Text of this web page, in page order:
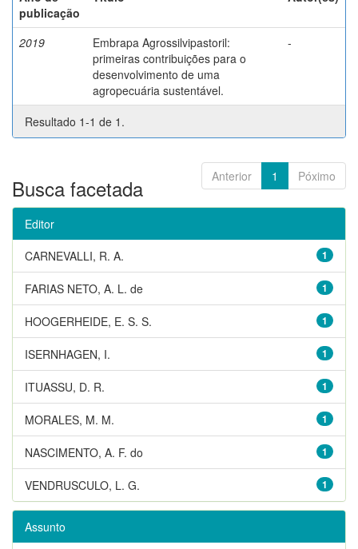
publicação
2019
Embrapa Agrossilvipastoril:
primeiras contribuições para o
desenvolvimento de uma
agropecuária sustentável.
-
Resultado 1-1 de 1.
Anterior 1 Póximo
Busca facetada
Editor
1
CARNEVALLI, R. A.
1
FARIAS NETO, A. L. de
1
HOOGERHEIDE, E. S. S.
1
ISERNHAGEN, I.
1
ITUASSU, D. R.
1
MORALES, M. M.
1
NASCIMENTO, A. F. do
1
VENDRUSCULO, L. G.
Assunto